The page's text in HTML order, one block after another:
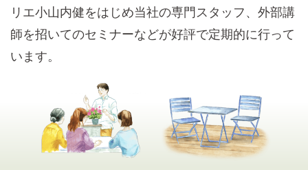
リエ小山内健をはじめ当社の専門スタッフ、外部講
師を招いてのセミナーなどが好評で定期的に行って
います。